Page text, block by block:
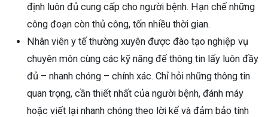
định luôn đủ cung cấp cho người bệnh. Hạn chế những
công đoạn còn thủ công, tốn nhiều thời gian.
Nhân viên y tế thường xuyên được đào tạo nghiệp vụ
chuyên môn cùng các kỹ năng để thông tin lấy luôn đầy
đủ – nhanh chóng – chính xác. Chỉ hỏi những thông tin
quan trọng, cần thiết nhất của người bệnh, đánh máy
hoặc viết lại nhanh chóng theo lời kể và đảm bảo tính